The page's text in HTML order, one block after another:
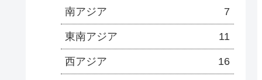
南アジア 7
東南アジア 11
西アジア 16